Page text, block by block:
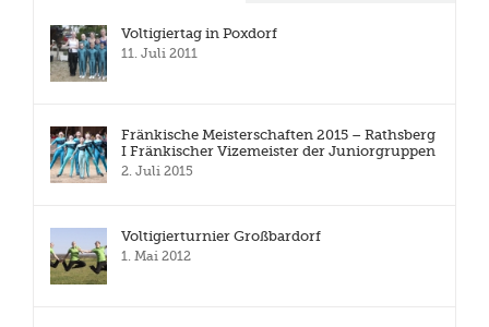
Voltigiertag in Poxdorf
11. Juli 2011
Fränkische Meisterschaften 2015 – Rathsberg
I Fränkischer Vizemeister der Juniorgruppen
2. Juli 2015
Voltigierturnier Großbardorf
1. Mai 2012